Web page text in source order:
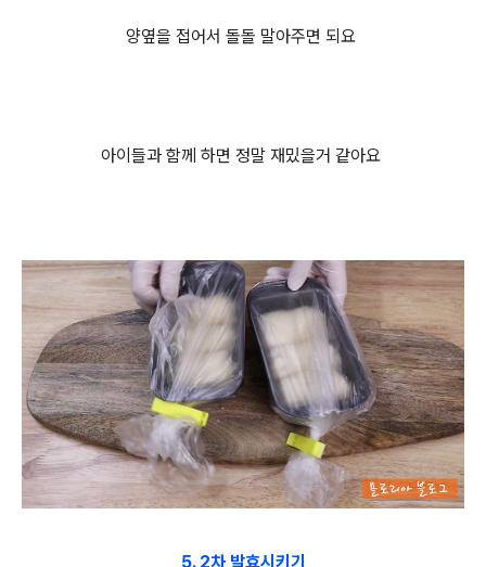
양옆을 접어서 돌돌 말아주면 되요
아이들과 함께 하면 정말 재밌을거 같아요
5. 2차 발효시키기